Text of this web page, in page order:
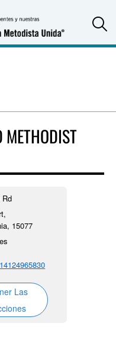
METHODIST
Rd
15077
Las